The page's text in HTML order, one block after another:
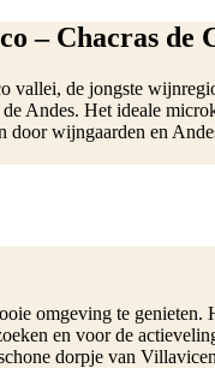
– Chacras de
vallei, de jongste
Andes. Het ideale
door wijngaarden en
omgeving te
en voor de
dorpje van